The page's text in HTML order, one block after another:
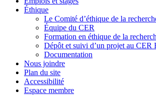
Éthique
Le Comité d’éthique de la
Équipe du CER
Formation en éthique de la
Dépôt et suivi d’un projet au CER
Documentation
Nous joindre
Plan du site
Accessibilité
Espace membre